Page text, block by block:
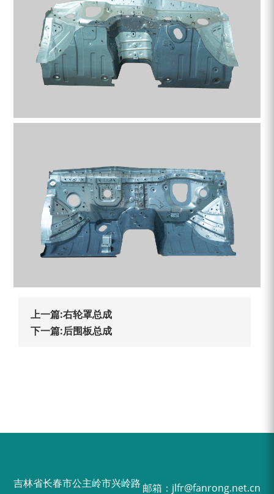
上一篇:右轮罩总成
下一篇:后围板总成
吉林省长春市公主岭市兴岭路 邮箱：jlfr@fanrong.net.cn